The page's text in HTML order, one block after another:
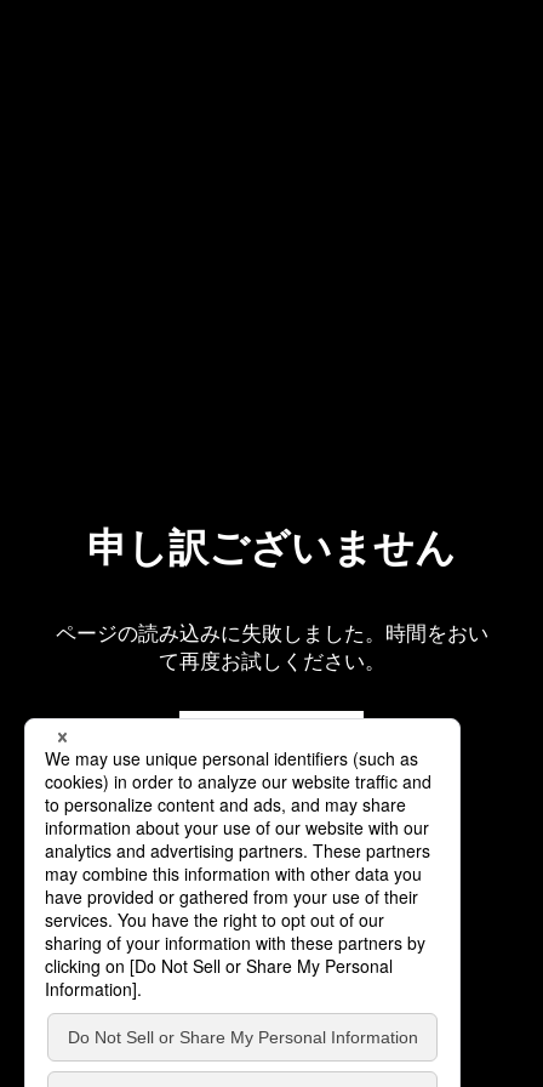
申し訳ございません
ページの読み込みに失敗しました。時間をおい
て再度お試しください。